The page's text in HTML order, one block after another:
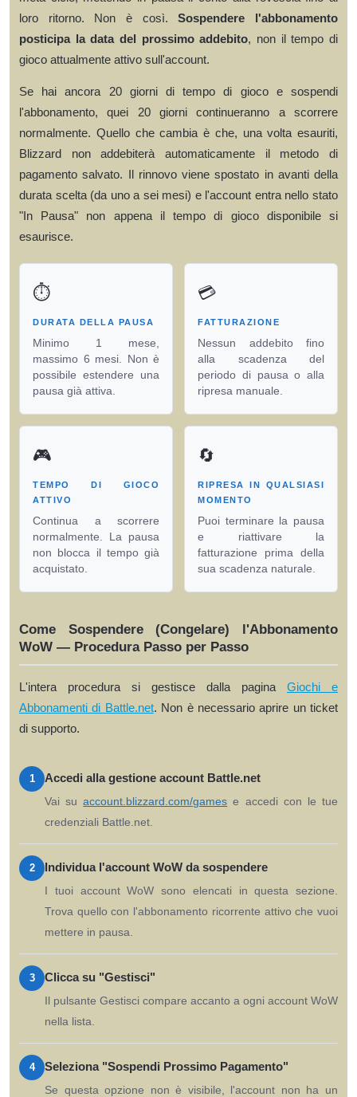
loro ritorno. Non è così.Sospendere l'abbonamento
posticipa la data del prossimo addebito, non il tempo di
gioco attualmente attivo sull'account.
Se hai ancora 20 giorni di tempo di gioco e sospendi
l'abbonamento, quei 20 giorni continueranno a scorrere
normalmente. Quello che cambia è che, una volta esauriti,
Blizzard non addebiterà automaticamente il metodo di
pagamento salvato. Il rinnovo viene spostato in avanti della
durata scelta (da uno a sei mesi) e l'account entra nello stato
"In Pausa" non appena il tempo di gioco disponibile si
esaurisce.
⏱️
DURATA DELLA PAUSA
Minimo 1 mese,
massimo 6 mesi. Non è
possibile estendere una
pausa già attiva.
💳
FATTURAZIONE
Nessun addebito fino
alla scadenza del
periodo di pausa o alla
ripresa manuale.
🎮
TEMPO DI GIOCO
ATTIVO
Continua a scorrere
normalmente. La pausa
non blocca il tempo già
acquistato.
🔄
RIPRESA IN QUALSIASI
MOMENTO
Puoi terminare la pausa
e riattivare la
fatturazione prima della
sua scadenza naturale.
Come Sospendere (Congelare) l'Abbonamento
WoW — Procedura Passo per Passo
L'intera procedura si gestisce dalla pagina Giochi e
Abbonamenti di Battle.net. Non è necessario aprire un ticket
di supporto.
1 Accedi alla gestione account Battle.net
Vai suaccount.blizzard.com/games e accedi con le tue
credenziali Battle.net.
2 Individua l'account WoW da sospendere
I tuoi account WoW sono elencati in questa sezione.
Trova quello con l'abbonamento ricorrente attivo che vuoi
mettere in pausa.
3 Clicca su "Gestisci"
Il pulsante Gestisci compare accanto a ogni account WoW
nella lista.
4 Seleziona "Sospendi Prossimo Pagamento"
Se questa opzione non è visibile, l'account non ha un